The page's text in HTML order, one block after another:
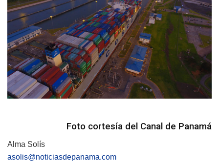
Foto cortesía del Canal de Panamá
Alma Solís
asolis@noticiasdepanama.com